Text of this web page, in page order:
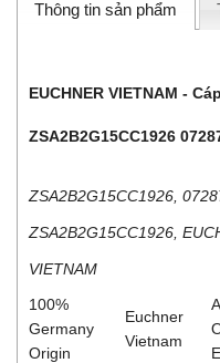
Thông tin sản phẩm
EUCHNER VIETNAM -
ZSA2B2G15CC1926
ZSA2B2G15CC1926,
ZSA2B2G15CC1926,
VIETNAM
100%
Germany
Origin
Euchner
Vietnam